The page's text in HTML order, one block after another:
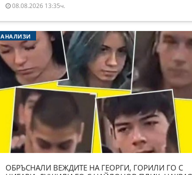
08.08.2026 13:35ч.
АНАЛИЗИ
ОБРЪСНАЛИ ВЕЖДИТЕ НА ГЕОРГИ, ГОРИЛИ ГО С